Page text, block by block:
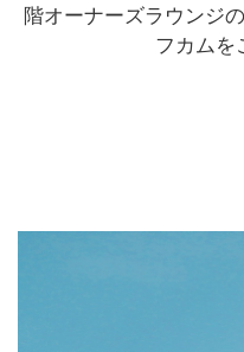
階オーナーズラウンジ
フカムを